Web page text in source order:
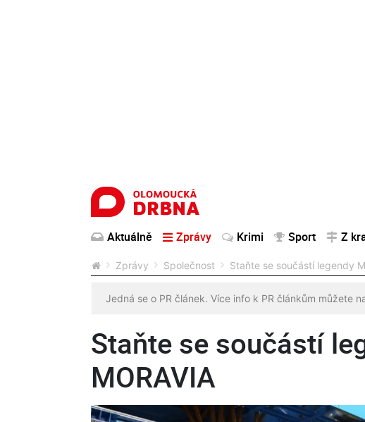
Aktuálně Zprávy Krimi Sport Z
Zprávy Společnost Staňte se součástí legendy
Jedná se o PR článek. Více info k PR článkům můžete
Staňte se součástí
MORAVIA